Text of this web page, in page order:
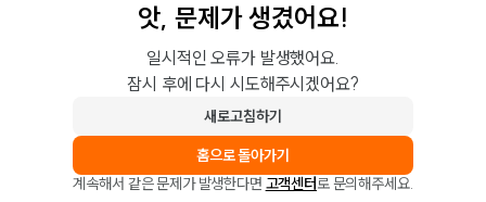
앗, 문제가 생겼어요!
일시적인 오류가 발생했어요.
잠시 후에 다시 시도해주시겠어요?
새로고침하기
홈으로 돌아가기
계속해서 같은 문제가 발생한다면 고객센터로 문의해주세요.